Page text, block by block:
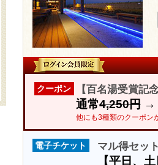
クーポン 【百名湯受賞記
通常4,250円→
他にも3種類のクーポン
電子チケット マル得セッ
【平日、